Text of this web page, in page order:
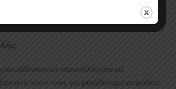
Mk1
και αποστέλλονται με
στο κουτί τους για μεγαλύτερη ασφάλεια